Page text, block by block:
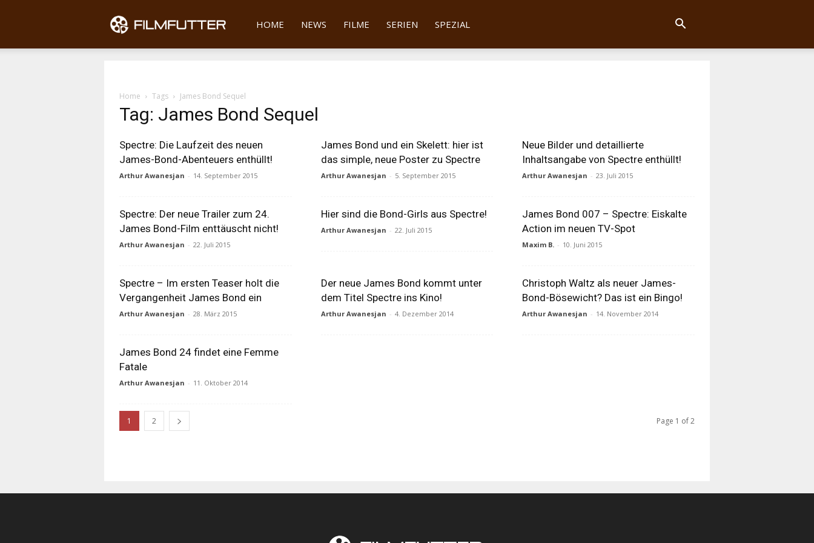
Filmfutter
HOME NEWS FILME SERIEN SPEZIAL
Home Tags James Bond Sequel
Tag: James Bond Sequel
Spectre: Die Laufzeit des neuen
James-Bond-Abenteuers enthüllt!
Arthur Awanesjan - 14. September 2015
James Bond und ein Skelett: hier ist
das simple, neue Poster zu Spectre
Arthur Awanesjan - 5. September 2015
Neue Bilder und detaillierte
Inhaltsangabe von Spectre enthüllt!
Arthur Awanesjan - 23. Juli 2015
Spectre: Der neue Trailer zum 24.
James Bond-Film enttäuscht nicht!
Arthur Awanesjan - 22. Juli 2015
Hier sind die Bond-Girls aus Spectre!
Arthur Awanesjan - 22. Juli 2015
James Bond 007 – Spectre: Eiskalte
Action im neuen TV-Spot
Maxim B. - 10. Juni 2015
Spectre – Im ersten Teaser holt die
Vergangenheit James Bond ein
Arthur Awanesjan - 28. März 2015
Der neue James Bond kommt unter
dem Titel Spectre ins Kino!
Arthur Awanesjan - 4. Dezember 2014
Christoph Waltz als neuer James-
Bond-Bösewicht? Das ist ein Bingo!
Arthur Awanesjan - 14. November 2014
James Bond 24 findet eine Femme
Fatale
Arthur Awanesjan - 11. Oktober 2014
1 2 Page 1 of 2